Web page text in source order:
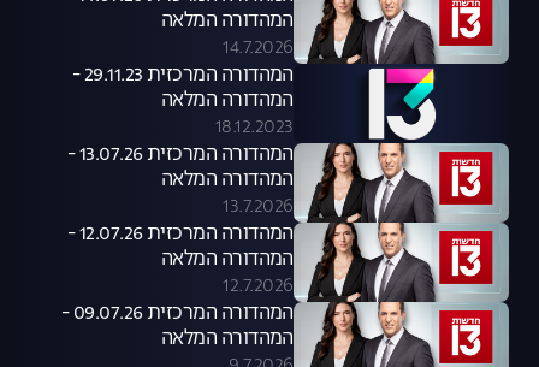
המהדורה המלאה
14.7.2026
המהדורה המרכזית 29.11.23 -
המהדורה המלאה
18.12.2023
המהדורה המרכזית 13.07.26 -
המהדורה המלאה
13.7.2026
המהדורה המרכזית 12.07.26 -
המהדורה המלאה
12.7.2026
המהדורה המרכזית 09.07.26 -
המהדורה המלאה